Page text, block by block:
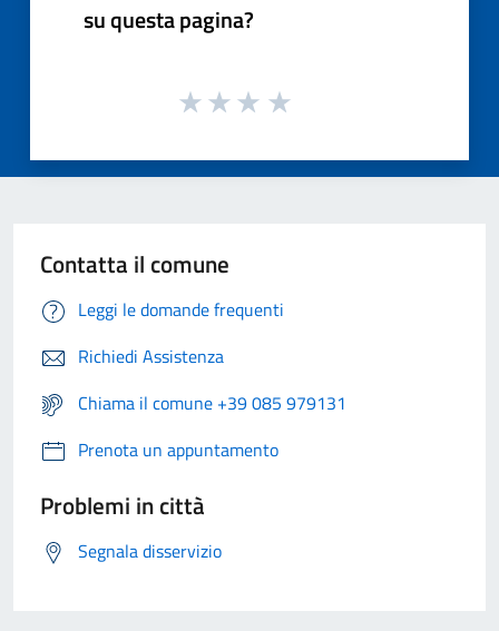
su questa pagina?
Contatta il comune
Leggi le domande frequenti
Richiedi Assistenza
Chiama il comune +39 085 979131
Prenota un appuntamento
Problemi in città
Segnala disservizio